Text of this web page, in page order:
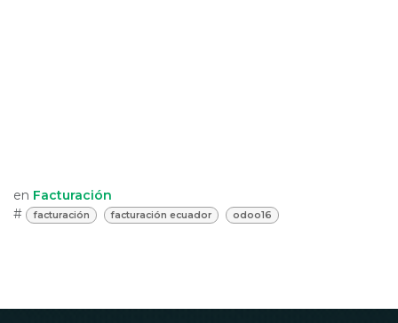
en Facturación
#
facturación facturación ecuador odoo16